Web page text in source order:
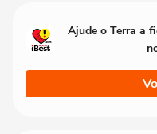
Ajude o Terra a